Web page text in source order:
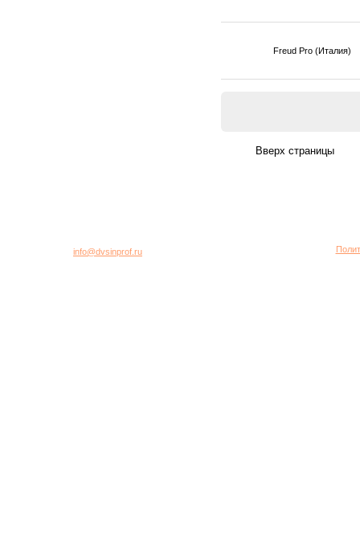
Freud Pro (Италия)
info@dvsinprof.ru